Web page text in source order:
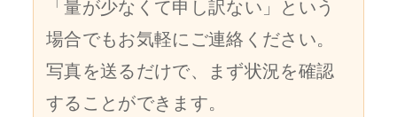
「量が少なくて申し訳ない」という
場合でもお気軽にご連絡ください。
写真を送るだけで、まず状況を確認
することができます。